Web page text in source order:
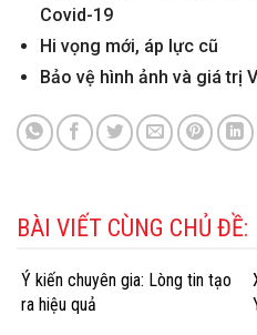
Covid-19
Hi vọng mới, áp lực cũ
Bảo vệ hình ảnh và giá trị
BÀI VIẾT CÙNG CHỦ ĐỀ:
Ý kiến chuyên gia: Lòng tin tạo
ra hiệu quả